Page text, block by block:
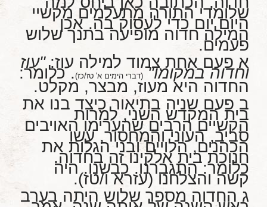
שלומדי התורה מתעלמים מקשיי
היום יום כדי לעסוק בה. אכן
המילה חדוה מופיעה בתנך שלוש
פעמים.
א פעם אחת צמוד למילה עוז:"עוז
וחדוה במקומו" (דברי הימים א' טז/כז). כלומר:
החדוה היא מעוז, מבצר, מקלט.
ב פעם שניה בתיאור כיצד בנו את
בית המקדש השני, למרות
הקשיים הרבים שהערימו האויבים
סביב, העוני והמחסור, עשו
הכהנים, הלויים ובני הגלות את
חנוכת בית אלקינו זה בחדוה.
כלומר: התגברנו. כבשנו. היה
קשה והצלחנו (עזרא ו/טז).
ג החדוה מספר שלוש היתה בערב